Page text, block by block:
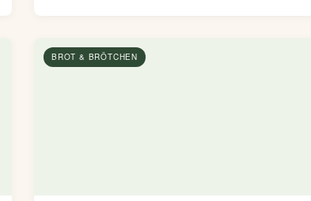
BROT & BRÖTCHEN